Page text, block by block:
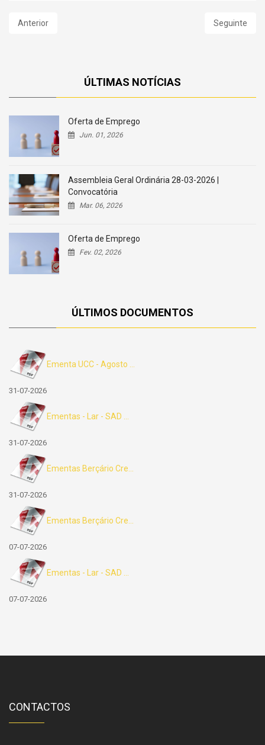
Anterior Seguinte
ÚLTIMAS NOTÍCIAS
Oferta de Emprego
Jun. 01, 2026
Assembleia Geral Ordinária 28-03-2026 |
Convocatória
Mar. 06, 2026
Oferta de Emprego
Fev. 02, 2026
ÚLTIMOS DOCUMENTOS
Ementa UCC - Agosto ...
31-07-2026
Ementas - Lar - SAD ...
31-07-2026
Ementas Berçário Cre...
31-07-2026
Ementas Berçário Cre...
07-07-2026
Ementas - Lar - SAD ...
07-07-2026
CONTACTOS